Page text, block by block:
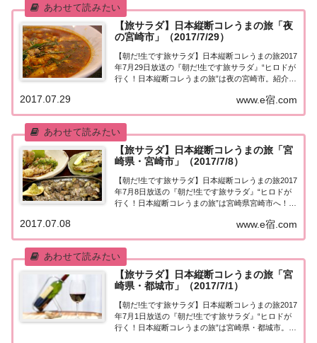
【旅サラダ】日本縦断コレうまの旅「夜
の宮崎市」（2017/7/29）
【朝だ!生です旅サラダ】日本縦断コレうまの旅2017
年7月29日放送の『朝だ!生です旅サラダ』“ヒロドが
行く！日本縦断コレうまの旅”は夜の宮崎市。紹介さ
「夜の宮崎市」「ヒロドが行く！日本縦断コレうま
の旅」。今週は、夜の宮崎市へ！ 国内・...
www.e宿.com
2017.07.29
【旅サラダ】日本縦断コレうまの旅「宮
崎県・宮崎市」（2017/7/8）
【朝だ!生です旅サラダ】日本縦断コレうまの旅2017
年7月8日放送の『朝だ!生です旅サラダ』“ヒロドが
行く！日本縦断コレうまの旅”は宮崎県宮崎市へ！長
店＆商品はこちら！プレゼントもあります♪コレう
まの旅「宮崎県・宮崎市」「ヒロドが行く...
www.e宿.com
2017.07.08
【旅サラダ】日本縦断コレうまの旅「宮
崎県・都城市」（2017/7/1）
【朝だ!生です旅サラダ】日本縦断コレうまの旅2017
年7月1日放送の『朝だ!生です旅サラダ』“ヒロドが
行く！日本縦断コレうまの旅”は宮崎県・都城市。紹